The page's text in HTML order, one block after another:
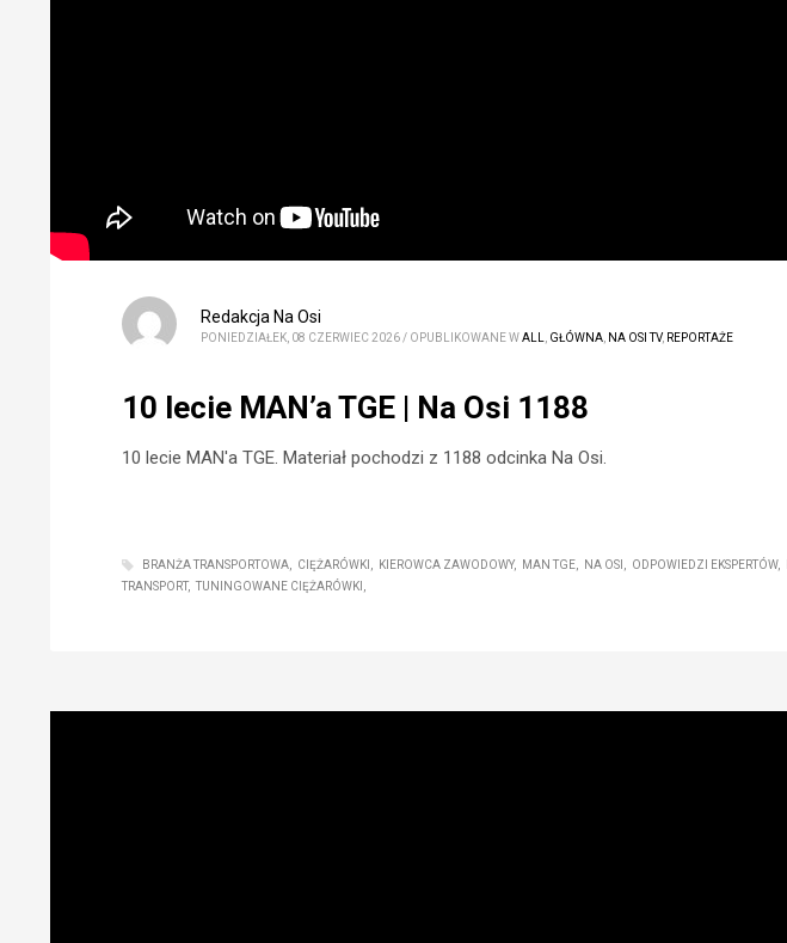
Redakcja Na Osi
PONIEDZIAŁEK, 08 CZERWIEC 2026 / OPUBLIKOWANE WALL GŁÓWNA NA OSI TV, REPORTAŻE
10 lecie MAN’a TGE | Na Osi 1188
10 lecie MAN'a TGE. Materiał pochodzi z 1188 odcinka Na Osi.
BRANŻA TRANSPORTOWA CIĘŻARÓWKI KIEROWCA ZAWODOWY MAN TGE NA OSI ODPOWIEDZI EKSPERTÓW
TRANSPORT
TUNINGOWANE CIĘŻARÓWKI